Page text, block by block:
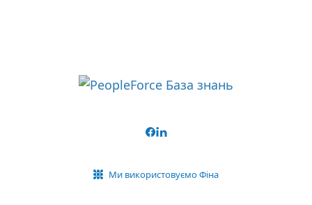
Ми використовуємо Фіна